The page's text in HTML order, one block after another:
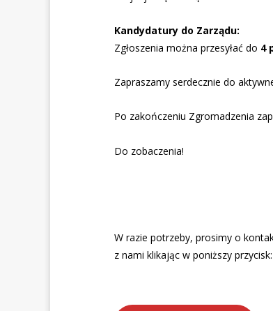
Kandydatury do Zarządu:
Zgłoszenia można przesyłać do 4
Zapraszamy serdecznie do
Po zakończeniu Zgromadzenia
Do zobaczenia!
W razie potrzeby, prosimy o
z nami klikając w poniższy przycisk: